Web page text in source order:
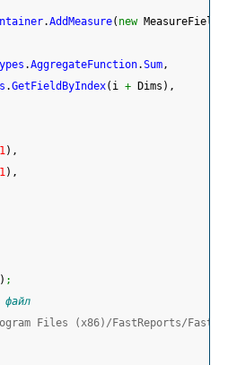
.AddMeasure( new MeasureField
.AggregateFunction.Sum ,
.GetFieldByIndex( i + Dims ) ,
1 ) ,
1 ) ,
) ;
файл
Files (x86)/FastReports/